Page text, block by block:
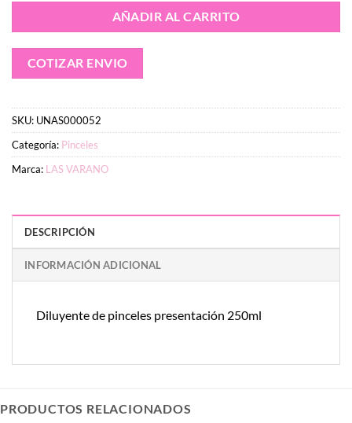
AÑADIR AL CARRITO
COTIZAR ENVIO
SKU: UNAS000052
Categoría: Pinceles
Marca: LAS VARANO
DESCRIPCIÓN
INFORMACIÓN ADICIONAL
Diluyente de pinceles presentación 250ml
PRODUCTOS RELACIONADOS